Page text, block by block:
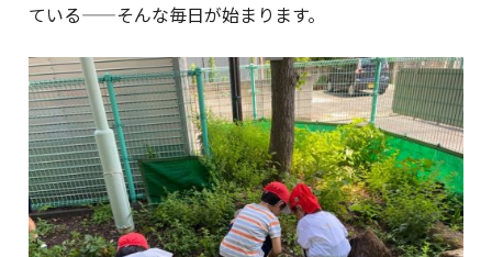
ている——そんな毎日が始まります。